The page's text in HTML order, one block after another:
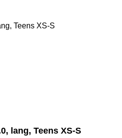
lang, Teens XS-S